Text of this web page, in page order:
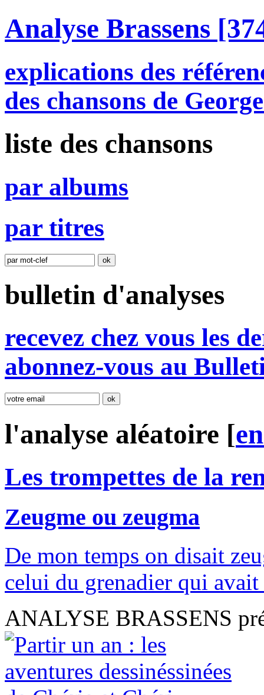
Analyse Brassens
explications des
des chansons de
liste des chansons
par albums
par titres
bulletin d'analyses
recevez chez vous les
abonnez-vous au
l'analyse aléatoire [
Les trompettes de la
Zeugme ou zeugma
De mon temps on disait
celui du grenadier qui avait
ANALYSE BRASSENS